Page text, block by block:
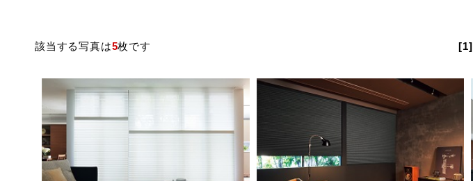
該当する写真は5枚です [1]